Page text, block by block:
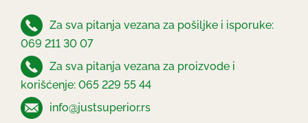
Za sva pitanja vezana za pošiljke i isporuke:
069 211 30 07
Za sva pitanja vezana za proizvode i
korišćenje: 065 229 55 44
info@justsuperior.rs